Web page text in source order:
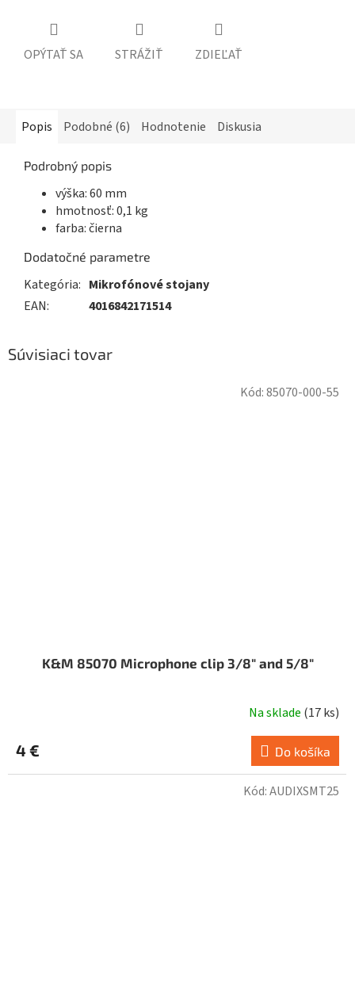
OPÝTAŤ SA STRÁŽIŤ ZDIEĽAŤ
Popis Podobné (6) Hodnotenie Diskusia
Podrobný popis
výška: 60 mm
hmotnosť: 0,1 kg
farba: čierna
Dodatočné parametre
Kategória: Mikrofónové stojany
EAN: 4016842171514
Súvisiaci tovar
K&M 85070 Microphone clip 3/8" and 5/8"
Na sklade (17 ks)
4 € Do košíka
Kód:85070-000-55
Kód:AUDIXSMT25